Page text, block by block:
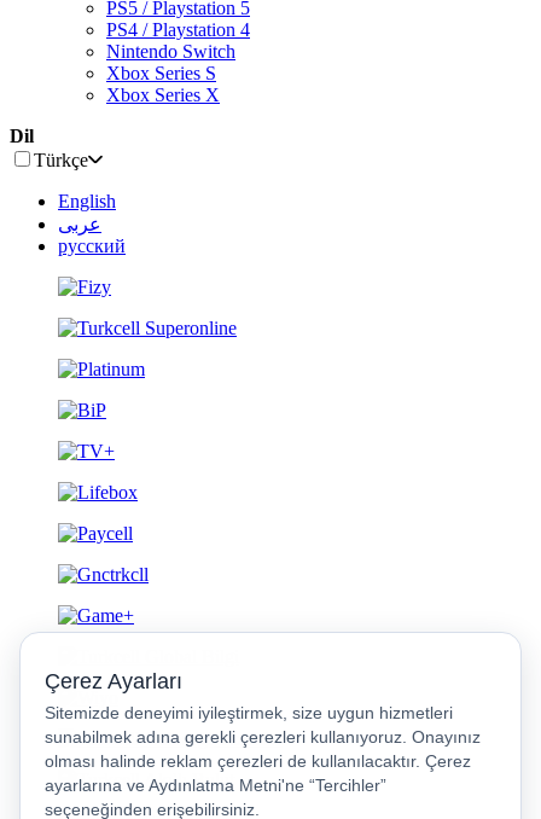
PS5 / Playstation 5
PS4 / Playstation 4
Nintendo Switch
Xbox Series S
Xbox Series X
Dil
Türkçe
English
عربى
русский